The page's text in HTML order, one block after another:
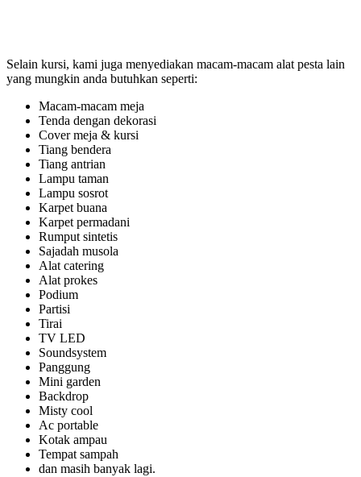
Selain kursi, kami juga menyediakan macam-macam alat pesta lain
yang mungkin anda butuhkan seperti:
Macam-macam meja
Tenda dengan dekorasi
Cover meja & kursi
Tiang bendera
Tiang antrian
Lampu taman
Lampu sosrot
Karpet buana
Karpet permadani
Rumput sintetis
Sajadah musola
Alat catering
Alat prokes
Podium
Partisi
Tirai
TV LED
Soundsystem
Panggung
Mini garden
Backdrop
Misty cool
Ac portable
Kotak ampau
Tempat sampah
dan masih banyak lagi.